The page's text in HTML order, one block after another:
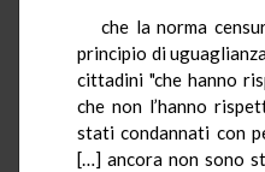
che la norma
principio di
cittadini "che hanno
che non l’hanno
stati condannati con
[…] ancora non sono